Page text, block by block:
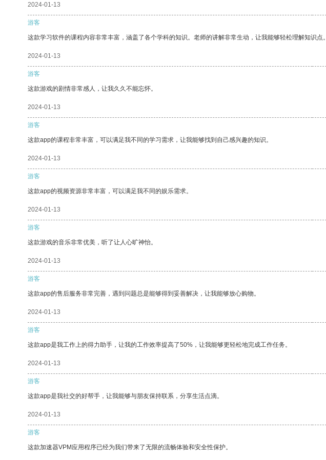
2024-01-13
游客
这款学习软件的课程内容非常丰富，涵盖了各个学科的知识。老师的讲解非常生动，让我能够轻松理解知识点。
2024-01-13
游客
这款游戏的剧情非常感人，让我久久不能忘怀。
2024-01-13
游客
这款app的课程非常丰富，可以满足我不同的学习需求，让我能够找到自己感兴趣的知识。
2024-01-13
游客
这款app的视频资源非常丰富，可以满足我不同的娱乐需求。
2024-01-13
游客
这款游戏的音乐非常优美，听了让人心旷神怡。
2024-01-13
游客
这款app的售后服务非常完善，遇到问题总是能够得到妥善解决，让我能够放心购物。
2024-01-13
游客
这款app是我工作上的得力助手，让我的工作效率提高了50%，让我能够更轻松地完成工作任务。
2024-01-13
游客
这款app是我社交的好帮手，让我能够与朋友保持联系，分享生活点滴。
2024-01-13
游客
这款加速器VPM应用程序已经为我们带来了无限的流畅体验和安全性保护。